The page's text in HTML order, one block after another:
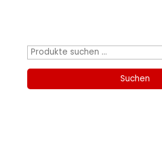
Suchen
Suchen